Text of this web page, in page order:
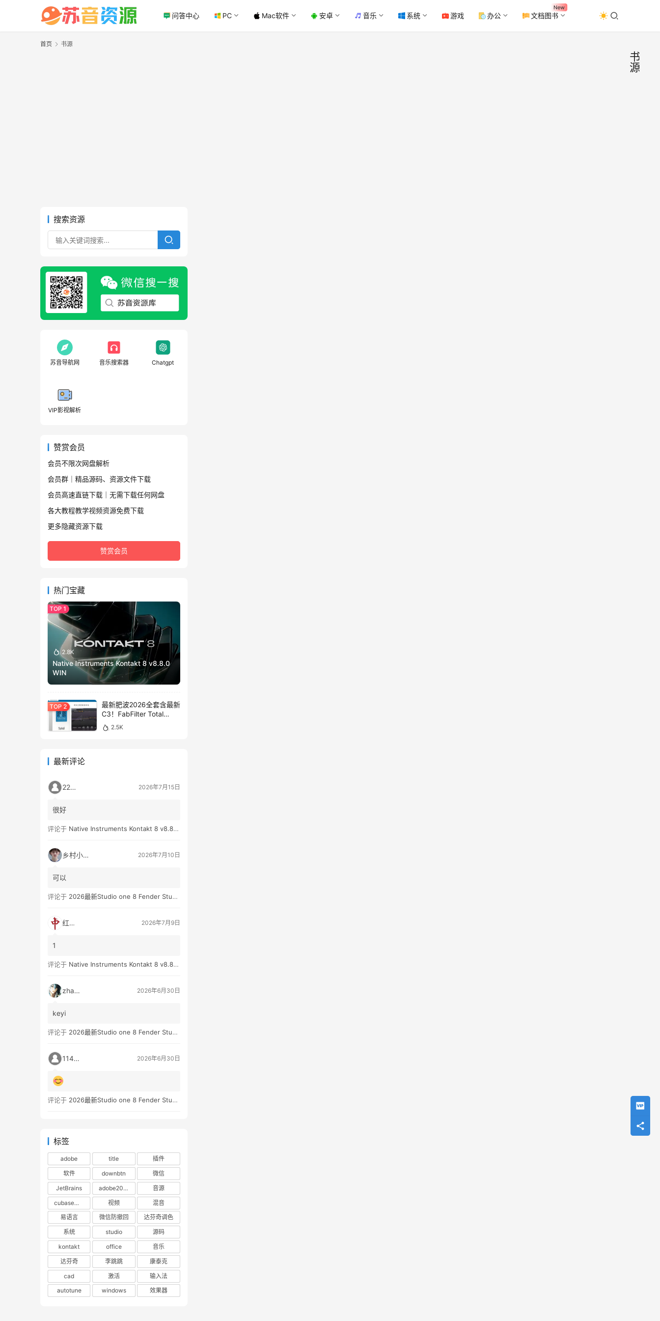
问答中心 PC Mac软件 安卓 音乐 系统 游戏 办公 文档图书
New
首页 书源
书
源
搜索资源
苏音导航网 音乐搜索器 Chatgpt
VIP影视解析
赞赏会员
会员不限次网盘解析
会员群｜精品源码、资源文件下载
会员高速直链下载｜无需下载任何网盘
各大教程教学视频资源免费下载
更多隐藏资源下载
赞赏会员
热门宝藏
2.8K
Native Instruments Kontakt 8 v8.8.0
WIN
最新肥波2026全套含最新
C3！FabFilter Total
Bundle v2026.01.13
WIN&MAC
2.5K
最新评论
2259 2026年7月15日
很好
评论于 Native Instruments Kontakt 8 v8.8.0 WIN
乡村小孩👦 2026年7月10日
可以
评论于 2026最新Studio one 8 Fender Studio Pro 8 v8.0.0 WIN版 带扩展（附带安装教程）
红中 2026年7月9日
1
评论于 Native Instruments Kontakt 8 v8.8.0 WIN
zhan3 2026年6月30日
keyi
评论于 2026最新Studio one 8 Fender Studio Pro 8 v8.0.0 WIN版 带扩展（附带安装教程）
11431 2026年6月30日
评论于 2026最新Studio one 8 Fender Studio Pro 8 v8.0.0 WIN版 带扩展（附带安装教程）
标签
adobe title
插件
软件
downbtn
微信
JetBrains
adobe2023
音源
cubase下载
视频
混音
易语言
微信防撤回
达芬奇调色
系统
studio
源码
kontakt
office
音乐
达芬奇
李跳跳
康泰克
cad
激活
输入法
autotune
windows 效果器